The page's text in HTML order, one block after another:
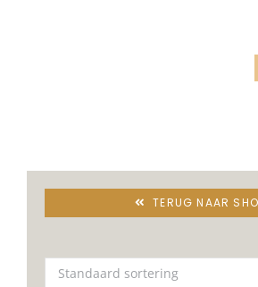
TERUG NAAR